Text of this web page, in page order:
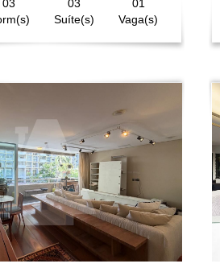
03
03
Suíte(s)
01
Vaga(s)